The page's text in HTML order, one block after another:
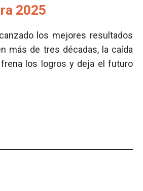
2025
los mejores resultados
más de tres décadas, la caída
los logros y deja el futuro